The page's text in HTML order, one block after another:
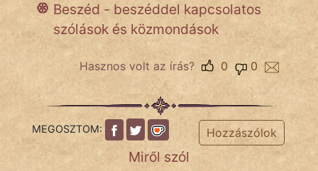
IRODALOM
PSZICHO
Beszéd - beszéddel kapcsolatos
szólások és közmondások
Hasznos volt az írás? 0
0
MEGOSZTOM: Hozzászólok
Miről szól